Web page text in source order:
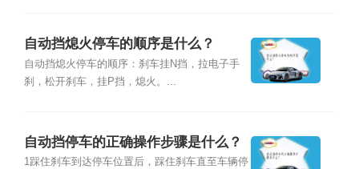
自动挡熄火停车的顺序是什么？
自动挡熄火停车的顺序：刹车挂N挡，拉电子手
刹，松开刹车，挂P挡，熄火。...
自动挡停车的正确操作步骤是什么？
1踩住刹车到达停车位置后，踩住刹车直至车辆停